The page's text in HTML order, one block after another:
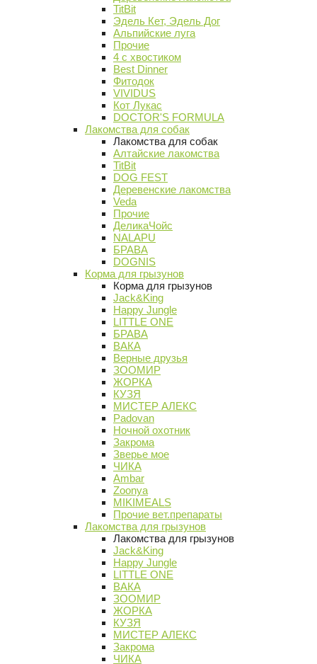
TitBit
Эдель Кет, Эдель Дог
Альпийские луга
Прочие
4 с хвостиком
Best Dinner
Фитодок
VIVIDUS
Кот Лукас
DOCTOR'S FORMULA
Лакомства для собак
Лакомства для собак
Алтайские лакомства
TitBit
DOG FEST
Деревенские лакомства
Veda
Прочие
ДеликаЧойс
NALAPU
БРАВА
DOGNIS
Корма для грызунов
Корма для грызунов
Jack&King
Happy Jungle
LITTLE ONE
БРАВА
ВАКА
Верные друзья
ЗООМИР
ЖОРКА
КУЗЯ
МИСТЕР АЛЕКС
Padovan
Ночной охотник
Закрома
Зверье мое
ЧИКА
Ambar
Zoonya
MIKIMEALS
Прочие вет.препараты
Лакомства для грызунов
Лакомства для грызунов
Jack&King
Happy Jungle
LITTLE ONE
ВАКА
ЗООМИР
ЖОРКА
КУЗЯ
МИСТЕР АЛЕКС
Закрома
ЧИКА